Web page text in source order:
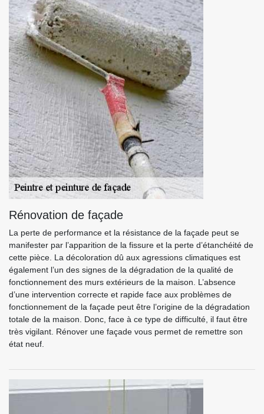
Rénovation de façade
La perte de performance et la résistance de la façade peut se
manifester par l’apparition de la fissure et la perte d’étanchéité de
cette pièce. La décoloration dû aux agressions climatiques est
également l’un des signes de la dégradation de la qualité de
fonctionnement des murs extérieurs de la maison. L’absence
d’une intervention correcte et rapide face aux problèmes de
fonctionnement de la façade peut être l’origine de la dégradation
totale de la maison. Donc, face à ce type de difficulté, il faut être
très vigilant. Rénover une façade vous permet de remettre son
état neuf.